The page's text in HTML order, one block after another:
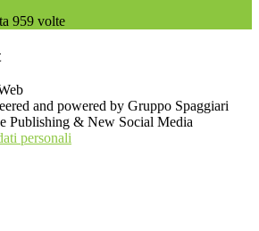
959 volte
and powered by Gruppo Spaggiari
Publishing & New Social Media
personali